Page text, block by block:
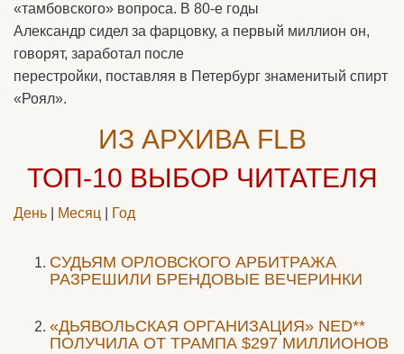
«тамбовского» вопроса. В 80-е годы
Александр сидел за фарцовку, а первый миллион он,
говорят, заработал после
перестройки, поставляя в Петербург знаменитый спирт
«Роял».
ИЗ АРХИВА FLB
ТОП-10 ВЫБОР ЧИТАТЕЛЯ
День Месяц Год
CУДЬЯМ ОРЛОВСКОГО АРБИТРАЖА
РАЗРЕШИЛИ БРЕНДОВЫЕ ВЕЧЕРИНКИ
«ДЬЯВОЛЬСКАЯ ОРГАНИЗАЦИЯ» NED**
ПОЛУЧИЛА ОТ ТРАМПА $297 МИЛЛИОНОВ